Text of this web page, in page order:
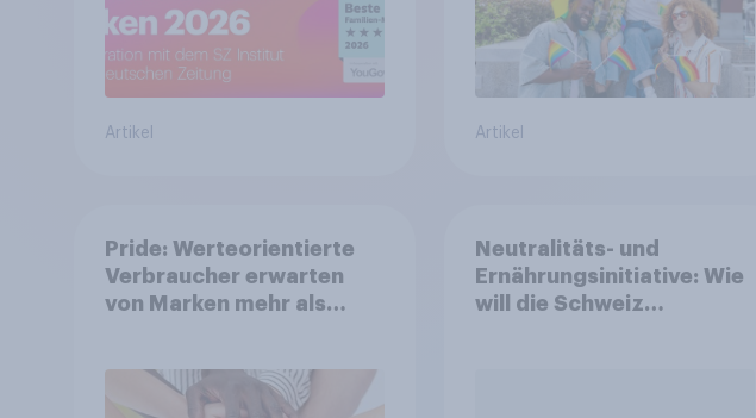
Artikel Artikel
Pride: Werteorientierte
Verbraucher erwarten
von Marken mehr als
Neutralitäts- und
Ernährungsinitiative: Wie
will die Schweiz